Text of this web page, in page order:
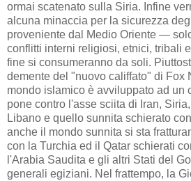
ormai scatenato sulla Siria. Infine
alcuna minaccia per la sicurezza
proveniente dal Medio Oriente —
conflitti interni religiosi, etnici, tribali
fine si consumeranno da soli.
demente del "nuovo califfato" di Fox
mondo islamico è avviluppato ad un
pone contro l'asse sciita di Iran,
Libano e quello sunnita schierato
anche il mondo sunnita si sta
con la Turchia ed il Qatar schierati
l'Arabia Saudita e gli altri Stati del
generali egiziani. Nel frattempo, la